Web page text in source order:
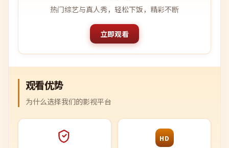
热门综艺与真人秀，轻松下饭，精彩不断
立即观看
观看优势
为什么选择我们的影视平台
HD